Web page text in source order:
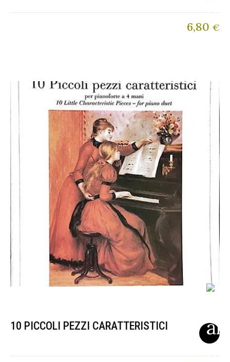
6,80 €
10 PICCOLI PEZZI CARATTERISTICI